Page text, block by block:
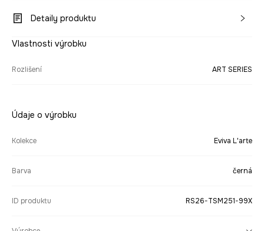
Detaily produktu
Vlastnosti výrobku
Rozlišení ART SERIES
Údaje o výrobku
Kolekce Eviva L'arte
Barva černá
ID produktu RS26-TSM251-99X